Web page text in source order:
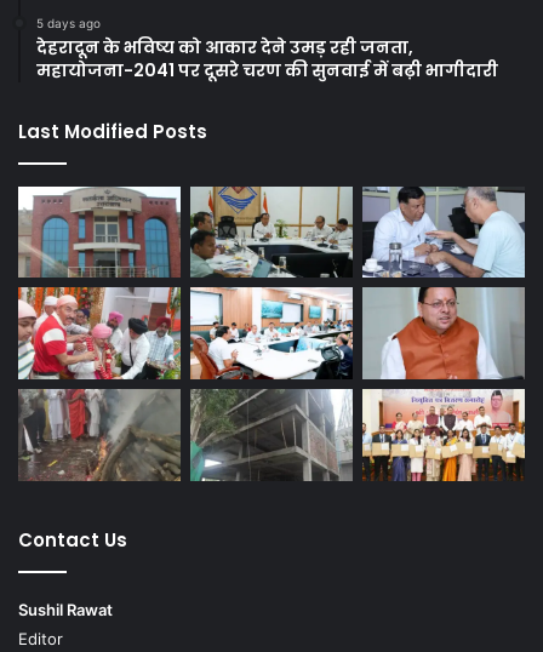
5 days ago
देहरादून के भविष्य को आकार देने उमड़ रही जनता,
महायोजना-2041 पर दूसरे चरण की सुनवाई में बढ़ी भागीदारी
Last Modified Posts
Contact Us
Sushil Rawat
Editor